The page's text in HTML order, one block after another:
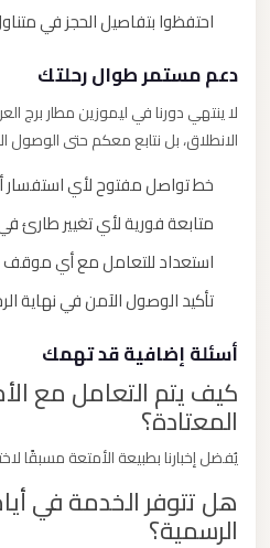
احتفظوا بتفاصيل الحجز في متناول
دعم مستمر طوال رحلتك
لا ينتهي دورنا في ليموزين مطار برج
الانطلاق، بل نتابع معكم حتى الوصول
خط تواصل مفتوح لأي استفسار
متابعة فورية لأي تغيير طارئ في
استعداد للتعامل مع أي موقف
تأكيد الوصول الآمن في نهاية
أسئلة إضافية قد تهمك
كيف يتم التعامل مع
المعتادة؟
يُفضل إخبارنا بطبيعة الأمتعة مسبقًا
هل تتوفر الخدمة في
الرسمية؟